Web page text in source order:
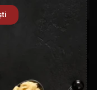
Popcorn Creveți
лей